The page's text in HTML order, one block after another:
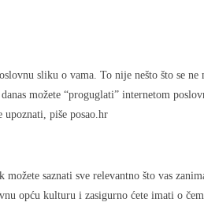
sliku o vama. To nije nešto što se
možete “proguglati” internetom
upoznati, piše posao.hr
saznati sve relevantno što vas
opću kulturu i zasigurno ćete imati o